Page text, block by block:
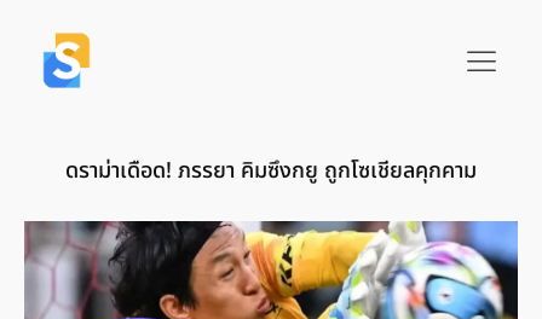
ดราม่าเดือด! ภรรยา คิมซึงกยู ถูกโซเชียลคุกคาม